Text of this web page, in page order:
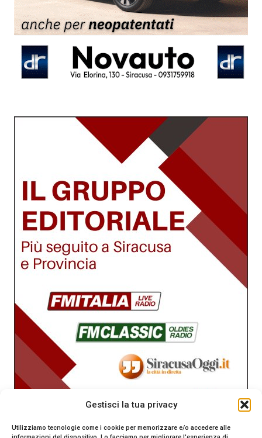
Gestisci la tua privacy
Utilizziamo tecnologie come i cookie per memorizzare e/o accedere alle